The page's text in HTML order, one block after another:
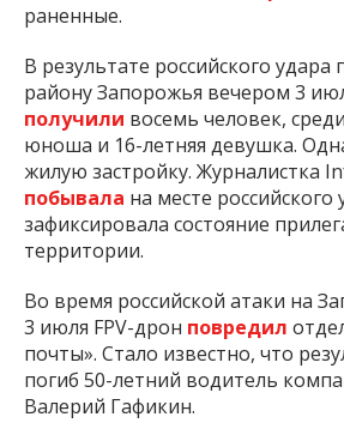
раненные.
В результате российского удара
району Запорожья вечером 3
получили восемь человек,
юноша и 16-летняя девушка.
жилую застройку. Журналистка
побывала на месте российского
зафиксировала состояние
территории.
Во время российской атаки на
3 июля FPV-дрон повредил
почты». Стало известно, что
погиб 50-летний водитель
Валерий Гафикин.